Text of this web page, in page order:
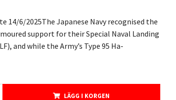
14/6/2025The Japanese Navy recognised the
support for their Special Naval Landing
and while the Army’s Type 95 Ha-
LÄGG I KORGEN